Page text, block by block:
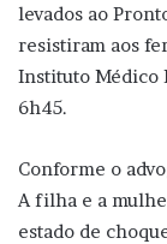
levados ao
resistiram aos
Instituto Médico
6h45.
Conforme o
A filha e a
estado de